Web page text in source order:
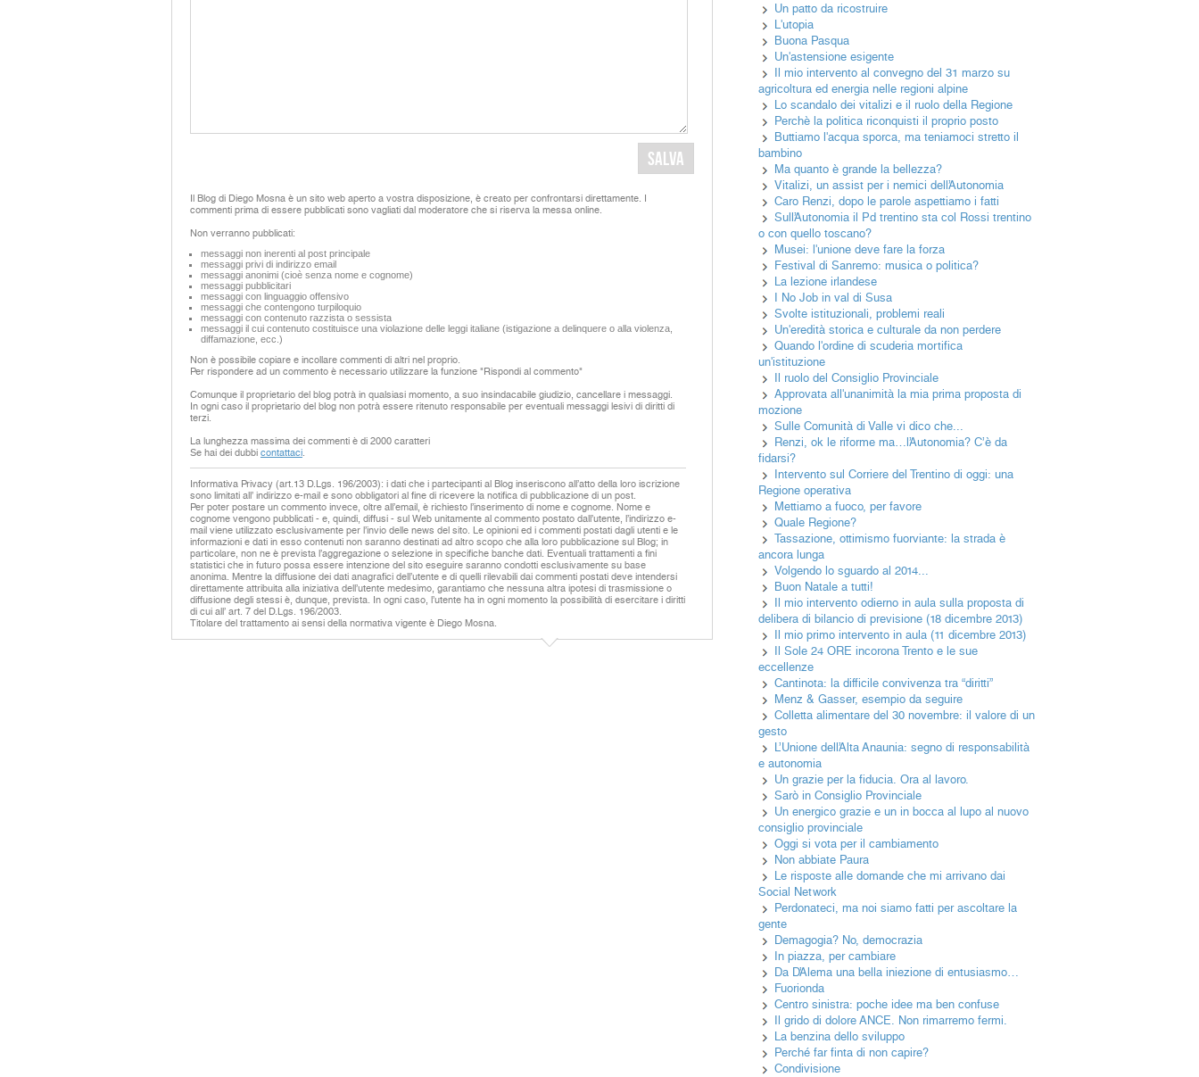
Il Blog di Diego Mosna è un sito web aperto a vostra disposizione, è creato per confrontarsi direttamente. I
commenti prima di essere pubblicati sono vagliati dal moderatore che si riserva la messa online.
Non verranno pubblicati:
messaggi non inerenti al post principale
messaggi privi di indirizzo email
messaggi anonimi (cioè senza nome e cognome)
messaggi pubblicitari
messaggi con linguaggio offensivo
messaggi che contengono turpiloquio
messaggi con contenuto razzista o sessista
messaggi il cui contenuto costituisce una violazione delle leggi italiane (istigazione a delinquere o alla violenza,
diffamazione, ecc.)
Non è possibile copiare e incollare commenti di altri nel proprio.
Per rispondere ad un commento è necessario utilizzare la funzione "Rispondi al commento"
Comunque il proprietario del blog potrà in qualsiasi momento, a suo insindacabile giudizio, cancellare i messaggi.
In ogni caso il proprietario del blog non potrà essere ritenuto responsabile per eventuali messaggi lesivi di diritti di
terzi.
La lunghezza massima dei commenti è di 2000 caratteri
Se hai dei dubbi contattaci.
Informativa Privacy (art.13 D.Lgs. 196/2003): i dati che i partecipanti al Blog inseriscono all’atto della loro iscrizione
sono limitati all’ indirizzo e-mail e sono obbligatori al fine di ricevere la notifica di pubblicazione di un post.
Per poter postare un commento invece, oltre all’email, è richiesto l’inserimento di nome e cognome. Nome e
cognome vengono pubblicati - e, quindi, diffusi - sul Web unitamente al commento postato dall’utente, l’indirizzo e-
mail viene utilizzato esclusivamente per l’invio delle news del sito. Le opinioni ed i commenti postati dagli utenti e le
informazioni e dati in esso contenuti non saranno destinati ad altro scopo che alla loro pubblicazione sul Blog; in
particolare, non ne è prevista l’aggregazione o selezione in specifiche banche dati. Eventuali trattamenti a fini
statistici che in futuro possa essere intenzione del sito eseguire saranno condotti esclusivamente su base
anonima. Mentre la diffusione dei dati anagrafici dell’utente e di quelli rilevabili dai commenti postati deve intendersi
direttamente attribuita alla iniziativa dell’utente medesimo, garantiamo che nessuna altra ipotesi di trasmissione o
diffusione degli stessi è, dunque, prevista. In ogni caso, l’utente ha in ogni momento la possibilità di esercitare i diritti
di cui all’ art. 7 del D.Lgs. 196/2003.
Titolare del trattamento ai sensi della normativa vigente è Diego Mosna.
Un patto da ricostruire
L'utopia
Buona Pasqua
Un'astensione esigente
Il mio intervento al convegno del 31 marzo su
agricoltura ed energia nelle regioni alpine
Lo scandalo dei vitalizi e il ruolo della Regione
Perchè la politica riconquisti il proprio posto
Buttiamo l'acqua sporca, ma teniamoci stretto il
bambino
Ma quanto è grande la bellezza?
Vitalizi, un assist per i nemici dell’Autonomia
Caro Renzi, dopo le parole aspettiamo i fatti
Sull’Autonomia il Pd trentino sta col Rossi trentino
o con quello toscano?
Musei: l'unione deve fare la forza
Festival di Sanremo: musica o politica?
La lezione irlandese
I No Job in val di Susa
Svolte istituzionali, problemi reali
Un'eredità storica e culturale da non perdere
Quando l'ordine di scuderia mortifica
un'istituzione
Il ruolo del Consiglio Provinciale
Approvata all'unanimità la mia prima proposta di
mozione
Sulle Comunità di Valle vi dico che...
Renzi, ok le riforme ma…l’Autonomia? C’è da
fidarsi?
Intervento sul Corriere del Trentino di oggi: una
Regione operativa
Mettiamo a fuoco, per favore
Quale Regione?
Tassazione, ottimismo fuorviante: la strada è
ancora lunga
Volgendo lo sguardo al 2014...
Buon Natale a tutti!
Il mio intervento odierno in aula sulla proposta di
delibera di bilancio di previsione (18 dicembre 2013)
Il mio primo intervento in aula (11 dicembre 2013)
Il Sole 24 ORE incorona Trento e le sue
eccellenze
Cantinota: la difficile convivenza tra “diritti”
Menz & Gasser, esempio da seguire
Colletta alimentare del 30 novembre: il valore di un
gesto
L’Unione dell’Alta Anaunia: segno di responsabilità
e autonomia
Un grazie per la fiducia. Ora al lavoro.
Sarò in Consiglio Provinciale
Un energico grazie e un in bocca al lupo al nuovo
consiglio provinciale
Oggi si vota per il cambiamento
Non abbiate Paura
Le risposte alle domande che mi arrivano dai
Social Network
Perdonateci, ma noi siamo fatti per ascoltare la
gente
Demagogia? No, democrazia
In piazza, per cambiare
Da D’Alema una bella iniezione di entusiasmo…
Fuorionda
Centro sinistra: poche idee ma ben confuse
Il grido di dolore ANCE. Non rimarremo fermi.
La benzina dello sviluppo
Perché far finta di non capire?
Condivisione